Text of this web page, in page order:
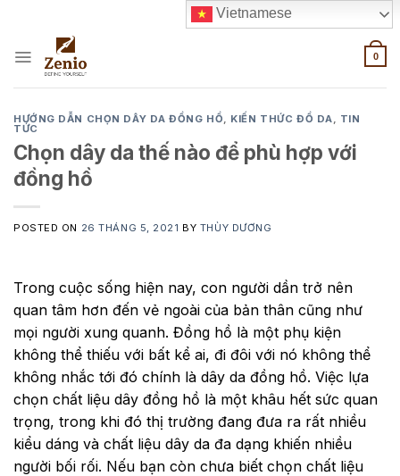
content
0
HƯỚNG DẪN CHỌN DÂY DA ĐỒNG HỒ, KIẾN THỨC ĐỒ DA, TIN
TỨC
Chọn dây da thế nào để phù hợp với
đồng hồ
POSTED ON 26 THÁNG 5, 2021 BY THÙY DƯƠNG
Trong cuộc sống hiện nay, con người dần trở nên
quan tâm hơn đến vẻ ngoài của bản thân cũng như
mọi người xung quanh. Đồng hồ là một phụ kiện
không thể thiếu với bất kể ai, đi đôi với nó không thể
không nhắc tới đó chính là dây da đồng hồ. Việc lựa
chọn chất liệu dây đồng hồ là một khâu hết sức quan
trọng, trong khi đó thị trường đang đưa ra rất nhiều
kiểu dáng và chất liệu dây da đa dạng khiến nhiều
người bối rối. Nếu bạn còn chưa biết chọn chất liệu
Vietnamese